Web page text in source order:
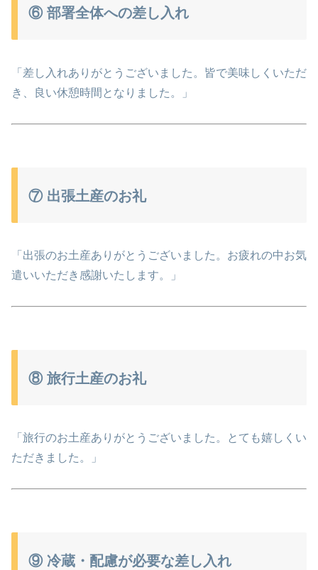
⑥ 部署全体への差し入れ
「差し入れありがとうございました。皆で美味しくいただ
き、良い休憩時間となりました。」
⑦ 出張土産のお礼
「出張のお土産ありがとうございました。お疲れの中お気
遣いいただき感謝いたします。」
⑧ 旅行土産のお礼
「旅行のお土産ありがとうございました。とても嬉しくい
ただきました。」
⑨ 冷蔵・配慮が必要な差し入れ